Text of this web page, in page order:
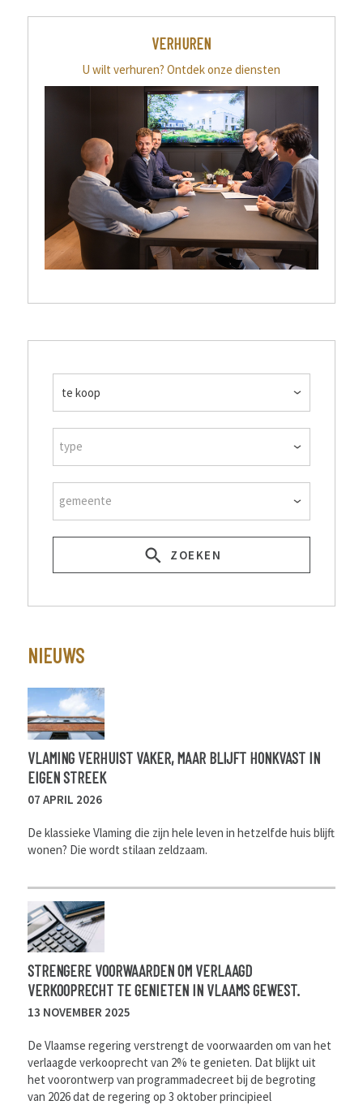
VERHUREN
U wilt verhuren? Ontdek onze diensten
type
gemeente
ZOEKEN
NIEUWS
VLAMING VERHUIST VAKER, MAAR BLIJFT HONKVAST IN
EIGEN STREEK
07 APRIL 2026
De klassieke Vlaming die zijn hele leven in hetzelfde huis blijft
wonen? Die wordt stilaan zeldzaam.
STRENGERE VOORWAARDEN OM VERLAAGD
VERKOOPRECHT TE GENIETEN IN VLAAMS GEWEST.
13 NOVEMBER 2025
De Vlaamse regering verstrengt de voorwaarden om van het
verlaagde verkooprecht van 2% te genieten. Dat blijkt uit
het voorontwerp van programmadecreet bij de begroting
van 2026 dat de regering op 3 oktober principieel